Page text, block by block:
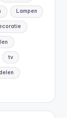
Lampen
tv